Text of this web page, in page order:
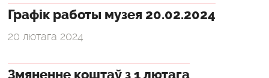
Графік работы музея 20.02.2024
20 лютага 2024